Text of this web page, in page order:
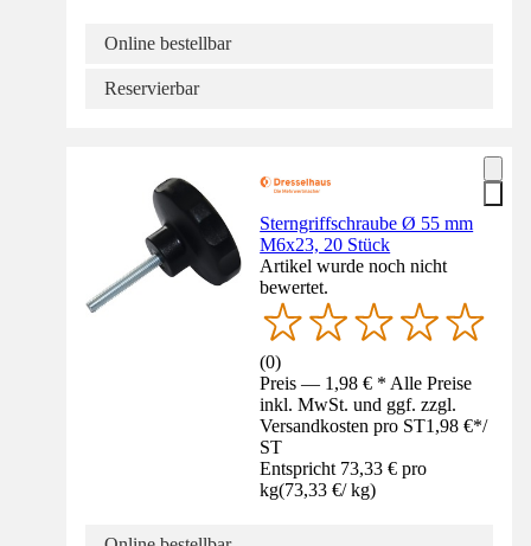
Online bestellbar
Reservierbar
Sterngriffschraube Ø 55 mm
M6x23, 20 Stück
Artikel wurde noch nicht
bewertet.
(0)
Preis — 1,98 € * Alle Preise
inkl. MwSt. und ggf. zzgl.
Versandkosten pro ST1,98 €*/
ST
Entspricht 73,33 € pro
kg(73,33 €/ kg)